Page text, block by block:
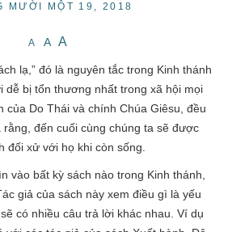
MƯỜI MỘT 19, 2018
A A A
lạ,” đó là nguyên tắc trong Kinh thánh
dễ bị tổn thương nhất trong xã hội mọi
của Do Thái và chính Chúa Giêsu, đều
đến cuối cùng chúng ta sẽ được
đối xử với họ khi còn sống.
vào bất kỳ sách nào trong Kinh thánh,
giả của sách này xem điều gì là yếu
có nhiều câu trả lời khác nhau. Ví dụ